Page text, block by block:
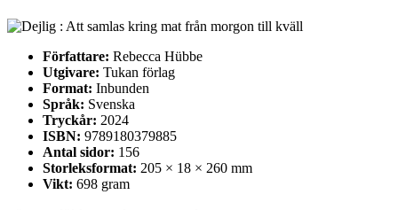
Författare: Rebecca Hübbe
Utgivare: Tukan förlag
Format: Inbunden
Språk: Svenska
Tryckår: 2024
ISBN: 9789180379885
Antal sidor: 156
Storleksformat: 205 × 18 × 260 mm
Vikt: 698 gram